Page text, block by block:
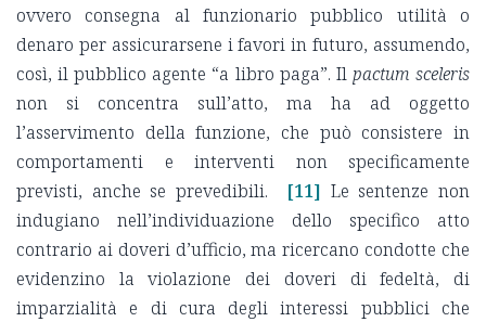
ovvero consegna al funzionario pubblico utilità o
denaro per assicurarsene i favori in futuro, assumendo,
così, il pubblico agente “a libro paga”. Il pactum sceleris
non si concentra sull’atto, ma ha ad oggetto
l’asservimento della funzione, che può consistere in
comportamenti e interventi non specificamente
previsti, anche se prevedibili.
[11] Le sentenze non
indugiano nell’individuazione dello specifico atto
contrario ai doveri d’ufficio, ma ricercano condotte che
evidenzino la violazione dei doveri di fedeltà, di
imparzialità e di cura degli interessi pubblici che